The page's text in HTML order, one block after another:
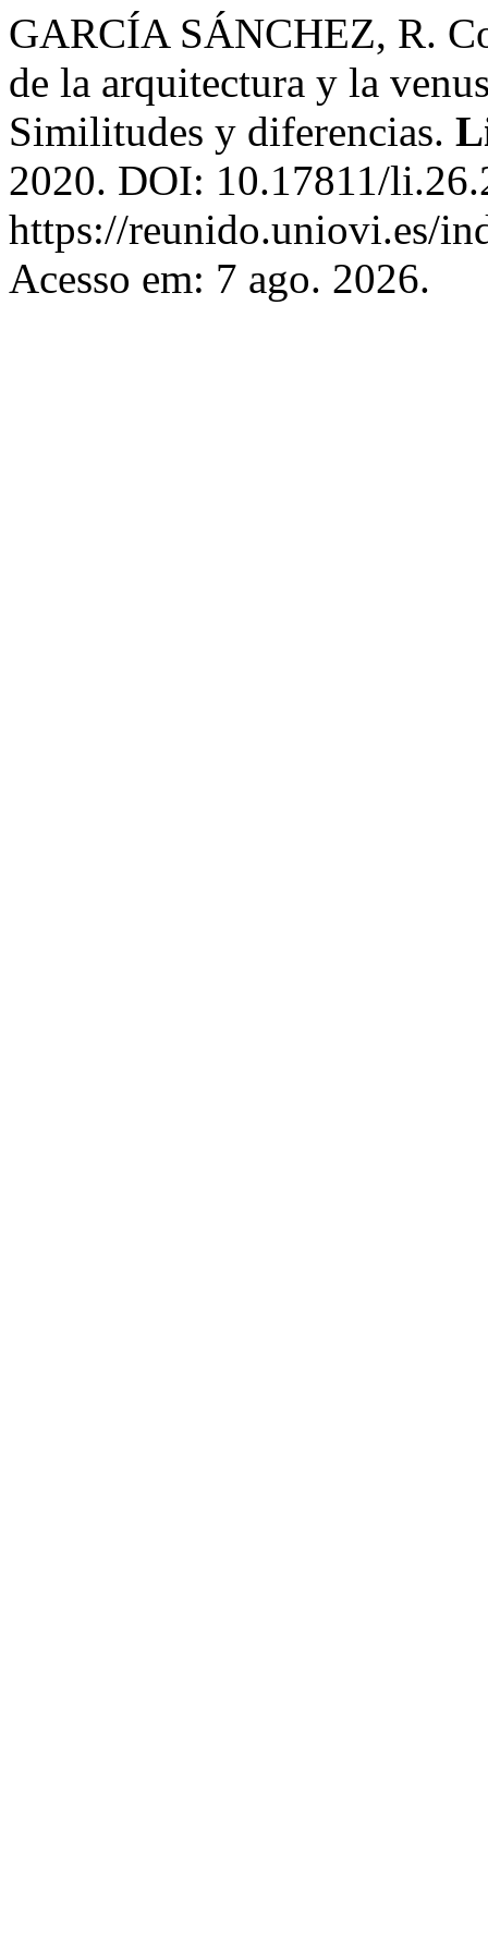
GARCÍA SÁNCHEZ, R.
de la arquitectura y la
Similitudes y diferencias.
2020. DOI: 10.17811/
https://reunido.uniovi.es/
Acesso em: 7 ago. 2026.